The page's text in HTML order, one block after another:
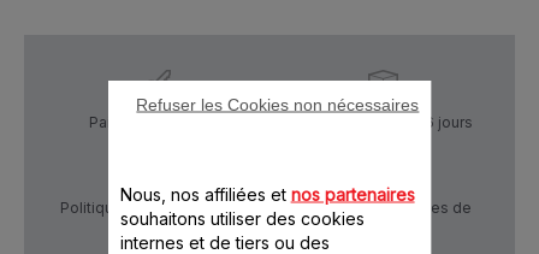
Paiement Sécurisé Livraison sous 5 à 6 jours
Politique de confidentialité
Conditions générales de
vente
Nous, nos affiliées et nos partenaires
souhaitons utiliser des cookies
internes et de tiers ou des
Refuser les Cookies non nécessaires